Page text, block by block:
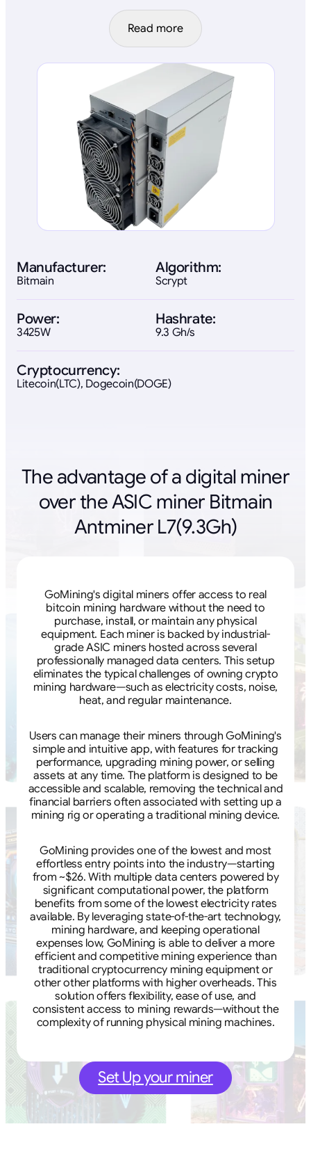
Read more
Manufacturer:
Bitmain
Algorithm:
Scrypt
Power:
3425W
Hashrate:
9.3 Gh/s
Cryptocurrency:
Litecoin(LTC), Dogecoin(DOGE)
The advantage of a digital miner
over the ASIC miner Bitmain
Antminer L7(9.3Gh)
GoMining's digital miners offer access to real
bitcoin mining hardware without the need to
purchase, install, or maintain any physical
equipment. Each miner is backed by industrial-
grade ASIC miners hosted across several
professionally managed data centers. This setup
eliminates the typical challenges of owning crypto
mining hardware—such as electricity costs, noise,
heat, and regular maintenance.
Users can manage their miners through GoMining's
simple and intuitive app, with features for tracking
performance, upgrading mining power, or selling
assets at any time. The platform is designed to be
accessible and scalable, removing the technical and
financial barriers often associated with setting up a
mining rig or operating a traditional mining device.
GoMining provides one of the lowest and most
effortless entry points into the industry—starting
from ~$26. With multiple data centers powered by
significant computational power, the platform
benefits from some of the lowest electricity rates
available. By leveraging state-of-the-art technology,
mining hardware, and keeping operational
expenses low, GoMining is able to deliver a more
efficient and competitive mining experience than
traditional cryptocurrency mining equipment or
other other platforms with higher overheads. This
solution offers flexibility, ease of use, and
consistent access to mining rewards—without the
complexity of running physical mining machines.
Set Up your miner